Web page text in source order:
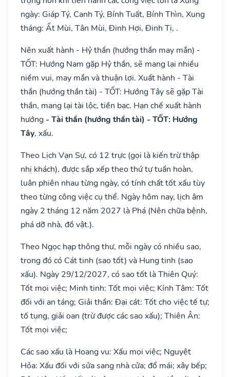
ngày: Giáp Tý, Canh Tý, Bính Tuất, Bính Thìn, Xung
tháng: Ất Mùi, Tân Mùi, Đinh Hợi, Đinh Tị, .
Nên xuất hành - Hỷ thần (hướng thần may mắn) -
TỐT: Hướng Nam gặp Hỷ thần, sẽ mang lại nhiều
niềm vui, may mắn và thuận lợi. Xuất hành - Tài
thần (hướng thần tài) - TỐT: Hướng Tây sẽ gặp Tài
thần, mang lại tài lộc, tiền bạc. Hạn chế xuất hành
hướng - Tài thần (hướng thần tài) - TỐT: Hướng
Tây, xấu.
Theo Lịch Vạn Sự, có 12 trực (gọi là kiến trừ thập
nhị khách), được sắp xếp theo thứ tự tuần hoàn,
luân phiên nhau từng ngày, có tính chất tốt xấu tùy
theo từng công việc cụ thể. Ngày hôm nay, lịch âm
ngày 2 tháng 12 năm 2027 là Phá (Nên chữa bệnh,
phá dỡ nhà, đồ vật.).
Theo Ngọc hạp thông thư, mỗi ngày có nhiều sao,
trong đó có Cát tinh (sao tốt) và Hung tinh (sao
xấu). Ngày 29/12/2027, có sao tốt là Thiên Quý:
Tốt mọi việc; Minh tinh: Tốt mọi việc; Kính Tâm: Tốt
đối với an táng; Giải thần: Đại cát: Tốt cho việc tế tự;
tố tụng, giải oan (trừ được các sao xấu); Thiên Ân:
Tốt mọi việc;
Các sao xấu là Hoang vu: Xấu mọi việc; Nguyệt
Hỏa: Xấu đối với sửa sang nhà cửa; đổ mái; xây bếp;